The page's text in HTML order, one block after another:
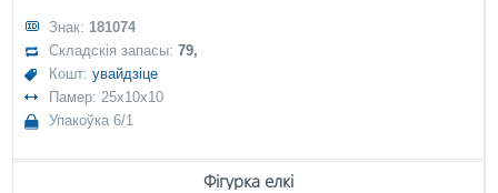
Знак: 181074
Складскія запасы:79,
Кошт:увайдзіце
Памер: 25x10x10
Упакоўка 6/1
Фігурка елкі